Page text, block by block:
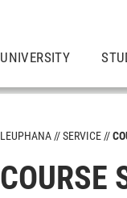
UNIVERSITY
LEUPHANA SERVICE
COURSE